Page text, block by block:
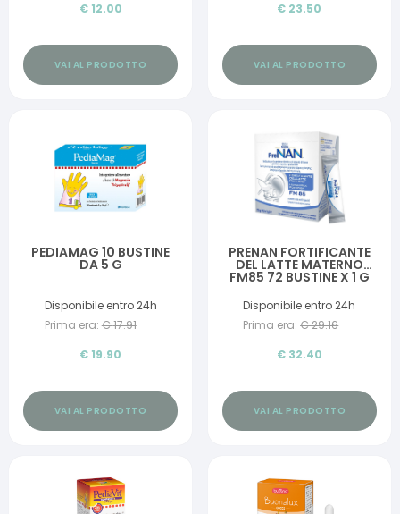
€ 12.00
VAI AL PRODOTTO
€ 23.50
VAI AL PRODOTTO
PEDIAMAG 10 BUSTINE
DA 5 G
Disponibile entro 24h
Prima era: €17.91
€ 19.90
VAI AL PRODOTTO
PRENAN FORTIFICANTE
DEL LATTE MATERNO
FM85 72 BUSTINE X 1 G
Disponibile entro 24h
Prima era: €29.16
€ 32.40
VAI AL PRODOTTO